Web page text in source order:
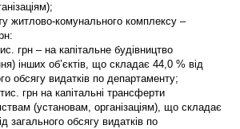
житлово-комунального комплексу –
грн – на капітальне будівництво
інших об’єктів, що складає 44,0 % від
обсягу видатків по департаменту;
грн на капітальні трансферти
(установам, організаціям), що складає
загального обсягу видатків по